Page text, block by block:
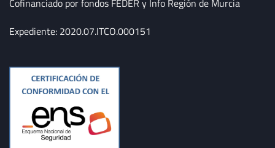
Cofinanciado por fondos FEDER y Info Región de Murcia
Expediente: 2020.07.ITCO.000151